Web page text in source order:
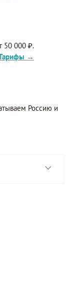
50 000 ₽.
→
Россию и